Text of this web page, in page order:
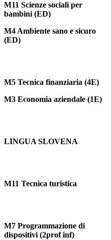
M11 Scienze sociali per
bambini (ED)
M4 Ambiente sano e sicuro
(ED)
M5 Tecnica finanziaria (4E)
M3 Economia aziendale (1E)
LINGUA SLOVENA
M11 Tecnica turistica
M7 Programmazione di
dispositivi (2prof inf)